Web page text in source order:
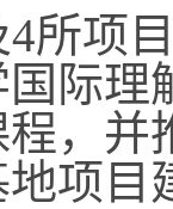
4所项
际
，并
项